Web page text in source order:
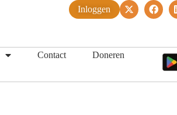
Inloggen
Contact Doneren